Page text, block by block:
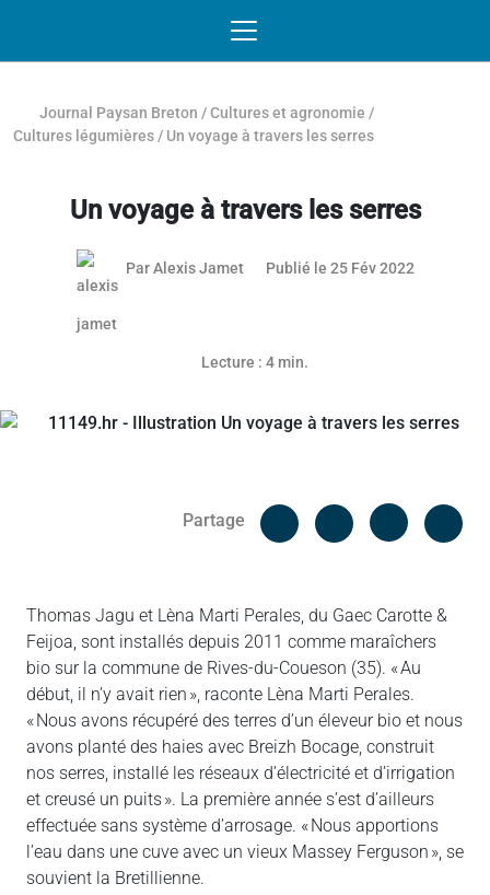
Journal Paysan Breton /Cultures et agronomie /
Cultures légumières / Un voyage à travers les serres
Un voyage à travers les serres
ParAlexis Jamet Publié le 25 Fév 202202 mars
Lecture : 4 min.
Partage
Facebook
Thomas Jagu et Lèna Marti Perales, du Gaec Carotte &
Feijoa, sont installés depuis 2011 comme maraîchers
bio sur la commune de Rives-du-Coueson (35). « Au
début, il n’y avait rien », raconte Lèna Marti Perales.
« Nous avons récupéré des terres d’un éleveur bio et nous
avons planté des haies avec Breizh Bocage, construit
nos serres, installé les réseaux d’électricité et d’irrigation
et creusé un puits ». La première année s’est d’ailleurs
effectuée sans système d’arrosage. « Nous apportions
l’eau dans une cuve avec un vieux Massey Ferguson », se
souvient la Bretillienne.